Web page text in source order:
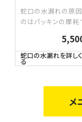
蛇口の水漏れの原
のはパッキンの摩耗
違うものがたくさんあ
どの部分から水漏れ
かを確認し、修理・
蛇口の水漏れを詳し
る
メ